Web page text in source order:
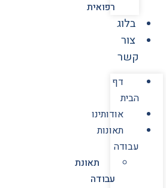
רפואית
בלוג
צור
קשר
דף
הבית
אודותינו
תאונות
עבודה
תאונת
עבודה